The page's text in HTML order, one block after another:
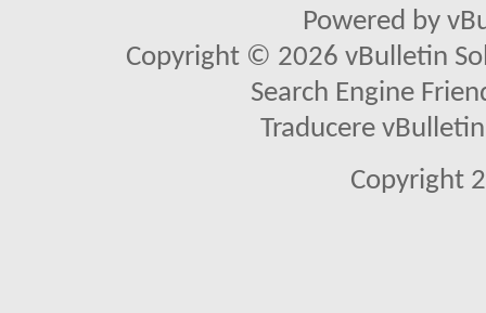
Powered by
Copyright © 2026 vBulletin
Search Engine
Traducere
Copyright